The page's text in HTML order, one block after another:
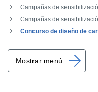
Campañas de
Campañas de
Concurso de diseño de
Mostrar menú